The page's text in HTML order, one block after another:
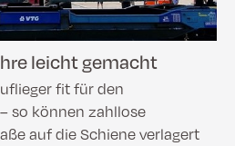
leicht gemacht
fit für den
so können zahllose
auf die Schiene verlagert